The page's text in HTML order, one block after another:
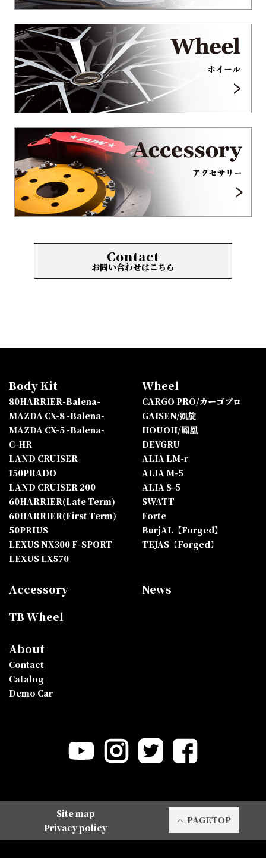
Contact
お問い合わせはこちら
Body Kit
80HARRIER-Balena-
MAZDA CX-8 -Balena-
MAZDA CX-5 -Balena-
C-HR
LAND CRUISER
150PRADO
LAND CRUISER 200
60HARRIER(Late Term)
60HARRIER(First Term)
50PRIUS
LEXUS NX300 F-SPORT
LEXUS LX570
Wheel
CARGO PRO/カーゴプロ
GAISEN/凱旋
HOUOH/鳳凰
DEVGRU
ALIA LM-r
ALIA M-5
ALIA S-5
SWATT
Forte
BurjAL【Forged】
TEJAS【Forged】
Accessory
TB Wheel
About
Contact
Catalog
Demo Car
News
Site map
Privacy policy
PAGETOP